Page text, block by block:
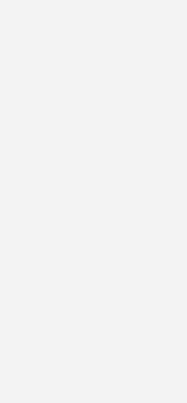
finden Sie unter